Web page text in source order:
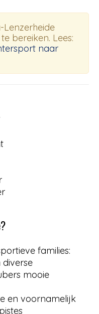
Lenzerheide
bereiken. Lees:
naar
families:
diverse
mooie
en voornamelijk